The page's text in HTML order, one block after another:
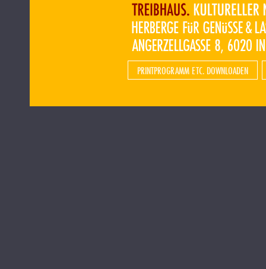
PRINTPROGRAMM ETC. DOWNLOADEN